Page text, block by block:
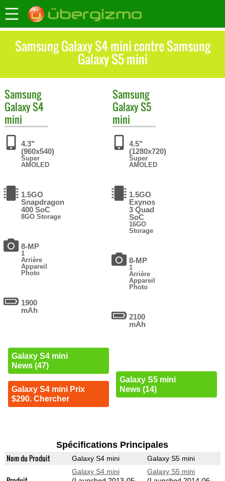
Samsung Galaxy S4 mini contre Samsung
Galaxy S5 mini
Samsung
Galaxy S4
mini
4.3"
(960x540)
Super
AMOLED
1.5GO
Snapdragon
400 SoC
8GO Storage
8-MP
1
Arrière
Appareil
Photo
1900
mAh
Galaxy S4 mini
News (47)
Galaxy S4 mini Prix
$290. Chercher
Samsung
Galaxy S5
mini
4.5"
(1280x720)
Super
AMOLED
1.5GO
Exynos
3 Quad
SoC
16GO
Storage
8-MP
1
Arrière
Appareil
Photo
2100
mAh
Galaxy S5 mini
News (14)
Spécifications Principales
Nom du Produit Galaxy S4 mini Galaxy S5 mini
Galaxy S4 mini
Galaxy S5 mini